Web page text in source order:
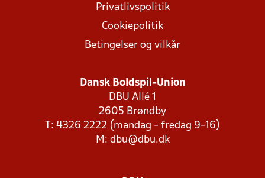
Privatlivspolitik
Cookiepolitik
Betingelser og vilkår
Dansk Boldspil-Union
DBU Allé 1
2605 Brøndby
T: 4326 2222 (mandag - fredag 9-16)
M: dbu@dbu.dk